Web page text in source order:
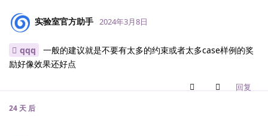
实验室官方助手 2024年3月8日
qqq
一般的建议就是不要有太多的约束或者太多case样例的奖
励好像效果还好点
回复
24 天 后